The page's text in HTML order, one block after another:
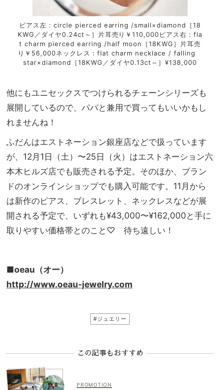
ピアス左：circle pierced earring /small×diamond［18
KWG／ダイヤ0.24ct～］片耳売り￥110,000ピアス右：fla
t charm pierced earring /half moon［18KWG］片耳売
り￥56,000ネックレス：flat charm necklace / falling
star×diamond［18KWG／ダイヤ0.13ct～］¥138,000
他にもユニセックスでつけられるチェーンシリーズも
展開しているので、パパと兼用で買ってもいいかもし
れませんね！
ふだんはエストネーション銀座店などで扱っています
が、12月1日（土）〜25日（火）はエストネーション六
本木ヒルズ店でも販売される予定。そのほか、ブラン
ドのオンラインショップでも購入可能です。11月から
は新作のピアス、ブレスレット、ネックレスなどが展
開される予定で、いずれも¥43,000〜¥162,000と手に
取りやすい価格帯とのこと♡ 待ち遠しい！
■oeau（オー）
http://www.oeau-jewelry.com
#ジュエリー
この記事もおすすめ